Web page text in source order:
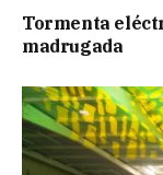
Tormenta
madrugada